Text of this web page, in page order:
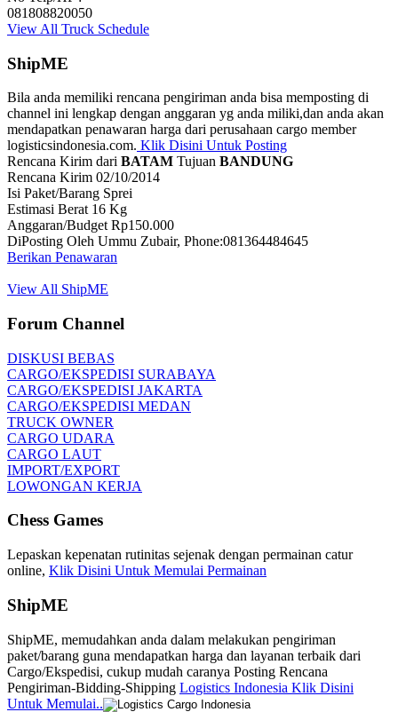
081808820050
View All Truck Schedule
ShipME
Bila anda memiliki rencana pengiriman anda bisa memposting di
channel ini lengkap dengan anggaran yg anda miliki,dan anda akan
mendapatkan penawaran harga dari perusahaan cargo member
logisticsindonesia.com. Klik Disini Untuk Posting
Rencana Kirim dari BATAM Tujuan BANDUNG
Rencana Kirim 02/10/2014
Isi Paket/Barang Sprei
Estimasi Berat 16 Kg
Anggaran/Budget Rp150.000
DiPosting Oleh Ummu Zubair, Phone:081364484645
Berikan Penawaran
View All ShipME
Forum Channel
DISKUSI BEBAS
CARGO/EKSPEDISI SURABAYA
CARGO/EKSPEDISI JAKARTA
CARGO/EKSPEDISI MEDAN
TRUCK OWNER
CARGO UDARA
CARGO LAUT
IMPORT/EXPORT
LOWONGAN KERJA
Chess Games
Lepaskan kepenatan rutinitas sejenak dengan permainan catur
online, Klik Disini Untuk Memulai Permainan
ShipME
ShipME, memudahkan anda dalam melakukan pengiriman
paket/barang guna mendapatkan harga dan layanan terbaik dari
Cargo/Ekspedisi, cukup mudah caranya Posting Rencana
Pengiriman-Bidding-Shipping Logistics Indonesia Klik Disini
Untuk Memulai..